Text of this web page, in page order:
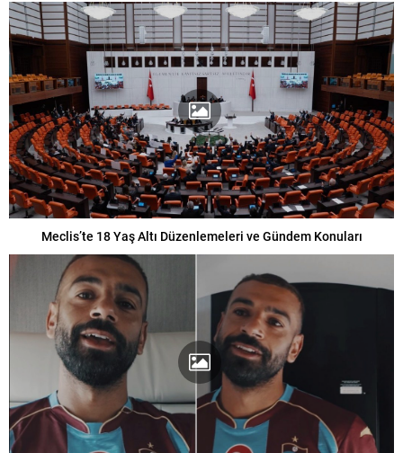
Meclis’te 18 Yaş Altı Düzenlemeleri ve Gündem Konuları